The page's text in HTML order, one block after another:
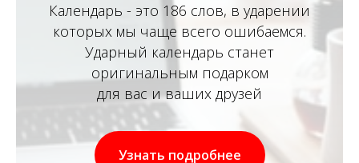
Календарь - это 186 слов, в ударении
которых мы чаще всего ошибаемся.
Ударный календарь станет
оригинальным подарком
для вас и ваших друзей
Узнать подробнее